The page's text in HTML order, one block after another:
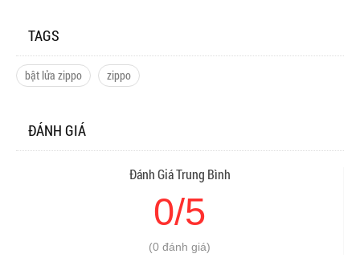
TAGS
bật lửa zippo zippo
ĐÁNH GIÁ
Đánh Giá Trung Bình
0/5
(0 đánh giá)